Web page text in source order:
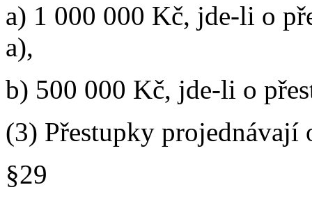
a) 1 000 000 Kč, jde-li o
a),
b) 500 000 Kč, jde-li o
(3) Přestupky
§29